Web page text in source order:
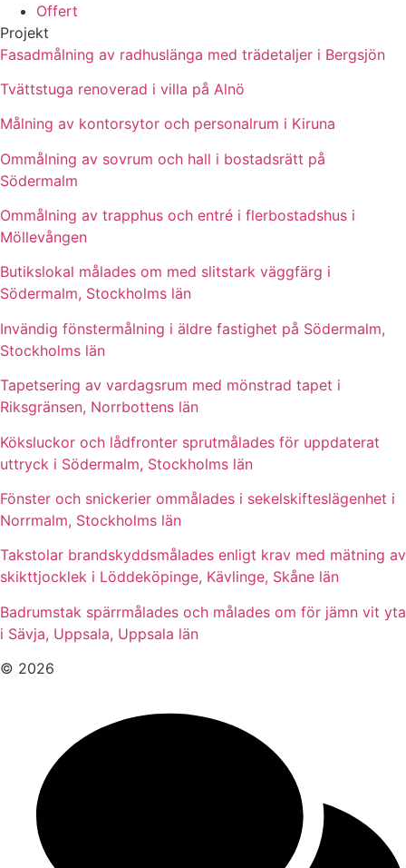
Offert
Projekt
Fasadmålning av radhuslänga med trädetaljer i Bergsjön
Tvättstuga renoverad i villa på Alnö
Målning av kontorsytor och personalrum i Kiruna
Ommålning av sovrum och hall i bostadsrätt på
Södermalm
Ommålning av trapphus och entré i flerbostadshus i
Möllevången
Butikslokal målades om med slitstark väggfärg i
Södermalm, Stockholms län
Invändig fönstermålning i äldre fastighet på Södermalm,
Stockholms län
Tapetsering av vardagsrum med mönstrad tapet i
Riksgränsen, Norrbottens län
Köksluckor och lådfronter sprutmålades för uppdaterat
uttryck i Södermalm, Stockholms län
Fönster och snickerier ommålades i sekelskifteslägenhet i
Norrmalm, Stockholms län
Takstolar brandskyddsmålades enligt krav med mätning av
skikttjocklek i Löddeköpinge, Kävlinge, Skåne län
Badrumstak spärrmålades och målades om för jämn vit yta
i Sävja, Uppsala, Uppsala län
© 2026